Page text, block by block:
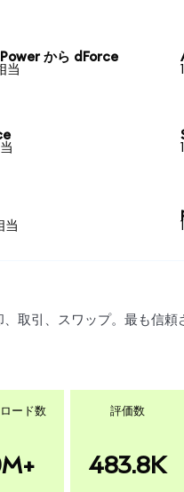
から dForce
当
当
取引、スワップ。最も信頼
ード数 評価数
483.8K